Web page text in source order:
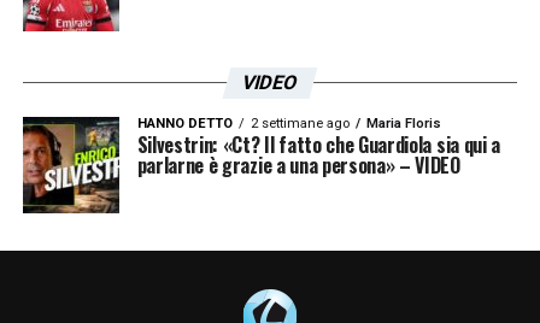
VIDEO
HANNO DETTO 2 settimane ago Maria Floris
Silvestrin: «Ct? Il fatto che Guardiola sia qui a
parlarne è grazie a una persona» – VIDEO